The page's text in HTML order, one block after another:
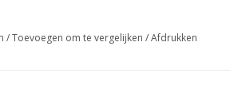
/Toevoegen om te vergelijken /Afdrukken